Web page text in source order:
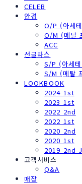
CELEB
안경
O/P (아세
O/M (메탈
ACC
선글라스
S/P (아세
S/M (메탈
LOOKBOOK
2024 1st
2023 1st
2022 2nd
2022 1st
2020 2nd
2020 1st
2019 2nd
고객서비스
Q&A
매장